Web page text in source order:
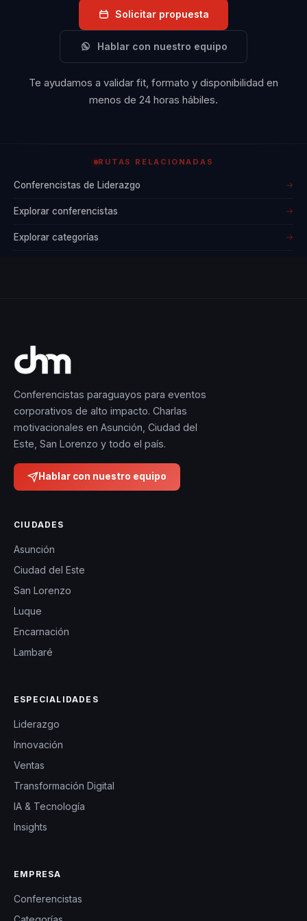
Solicitar propuesta
Hablar con nuestro equipo
Te ayudamos a validar fit, formato y disponibilidad en
menos de 24 horas hábiles.
RUTAS RELACIONADAS
Conferencistas de Liderazgo →
Explorar conferencistas →
Explorar categorías →
Conferencistas paraguayos para eventos
corporativos de alto impacto. Charlas
motivacionales en Asunción, Ciudad del
Este, San Lorenzo y todo el país.
Hablar con nuestro equipo
CIUDADES
Asunción
Ciudad del Este
San Lorenzo
Luque
Encarnación
Lambaré
ESPECIALIDADES
Liderazgo
Innovación
Ventas
Transformación Digital
IA & Tecnología
Insights
EMPRESA
Conferencistas